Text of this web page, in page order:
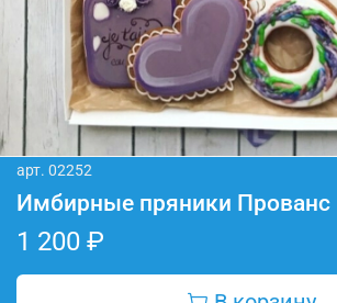
арт. 02252
Имбирные пряники Прованс
1 200 ₽